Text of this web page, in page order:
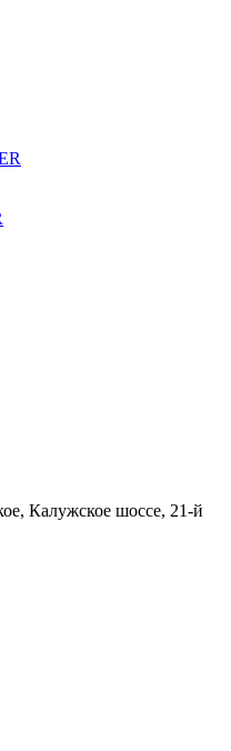
Калужское шоссе, 21-й